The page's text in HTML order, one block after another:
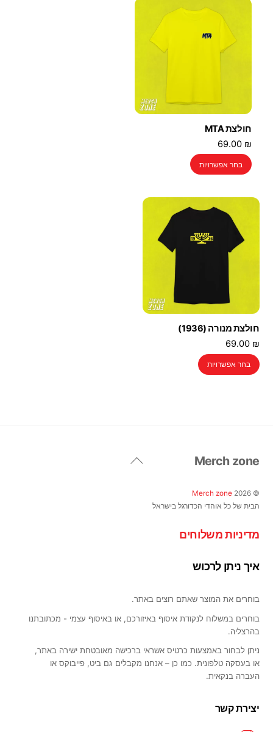
המוצר
חולצת MTA
69.00 ₪
בחר אפשרויות
למוצר
סוגים.
לבחור
האפשרויות
בעמוד
המוצר
חולצת מנורה (1936)
69.00 ₪
בחר אפשרויות
למוצר
את
המוצר
Back
Merch zone
©
Merch zone2026
הבית של כל אוהדי הכדורגל בישראל
מדיניות משלוחים
איך ניתן לרכוש
בוחרים את המוצר שאתם רוצים באתר.
בוחרים במשלוח לנקודת איסוף באיזורכם, או באיסוף עצמי - מכתובתנו
בהרצליה.
ניתן לבחור באמצעות כרטיס אשראי ברכישה מאובטחת ישירה באתר,
או בעסקה טלפונית. כמו כן – אנחנו מקבלים גם ביט, פייבוקס או
העברה בנקאית.
יצירת קשר